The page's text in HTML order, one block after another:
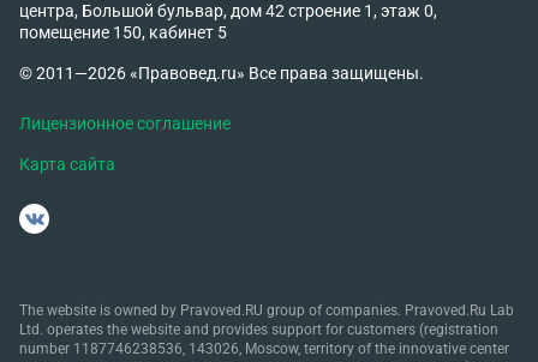
центра, Большой бульвар, дом 42 строение 1, этаж 0,
помещение 150, кабинет 5
© 2011—2026 «Правовед.ru» Все права защищены.
Лицензионное соглашение
Карта сайта
The website is owned by Pravoved.RU group of companies. Pravoved.Ru Lab
Ltd. operates the website and provides support for customers (registration
number 1187746238536, 143026, Moscow, territory of the innovative center